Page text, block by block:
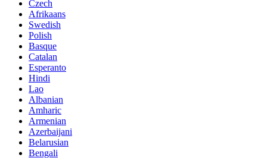
Czech
Afrikaans
Swedish
Polish
Basque
Catalan
Esperanto
Hindi
Lao
Albanian
Amharic
Armenian
Azerbaijani
Belarusian
Bengali